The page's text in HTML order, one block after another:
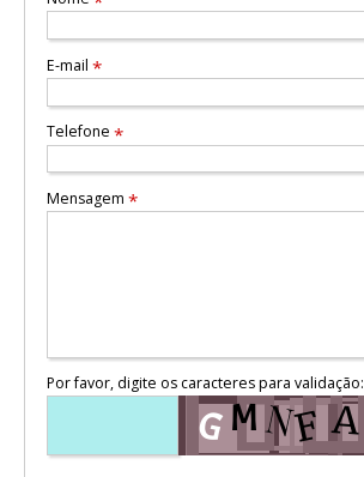
E-mail *
Telefone *
Mensagem *
Por favor, digite os caracteres para validação: